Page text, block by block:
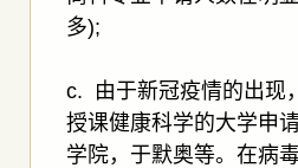
多);
c. 由于新冠疫情的出现
授课健康科学的大学申
学院，于默奥等。在病